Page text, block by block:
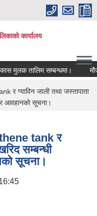
कार्यालय
मुलक तालिम सम्बन्धमा।
ग्याविन जाली तथा जस्तापाता
आवहानको सूचना।
tank र
सम्बन्धी
सूचना।